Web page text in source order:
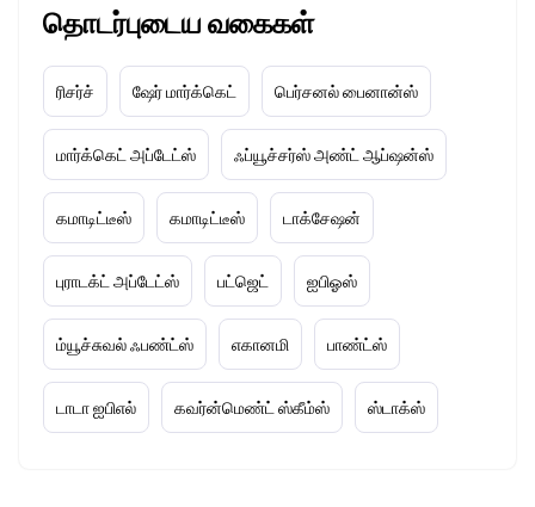
தொடர்புடைய வகைகள்
ரிசர்ச் ஷேர் மார்க்கெட் பெர்சனல் பைனான்ஸ்
மார்க்கெட் அப்டேட்ஸ் ஃப்யூச்சர்ஸ் அண்ட் ஆப்ஷன்ஸ்
கமாடிட்டீஸ் கமாடிட்டீஸ் டாக்சேஷன்
புராடக்ட் அப்டேட்ஸ் பட்ஜெட் ஐபிஓஸ்
ம்யூச்சுவல் ஃபண்ட்ஸ் எகானமி பாண்ட்ஸ்
டாடா ஐபிஎல் கவர்ன்மெண்ட் ஸ்கீம்ஸ் ஸ்டாக்ஸ்